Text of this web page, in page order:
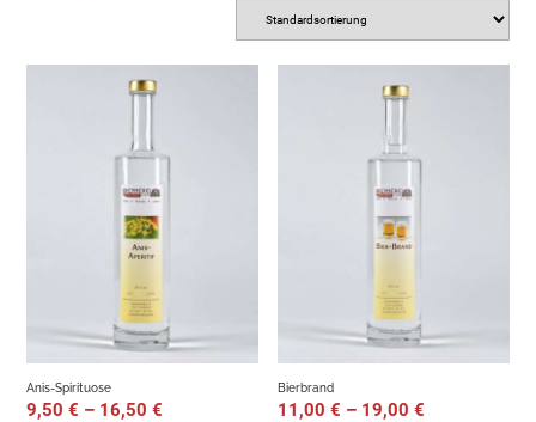
Anis-Spirituose
9,50€ – 16,50€
Bierbrand
11,00€ – 19,00€